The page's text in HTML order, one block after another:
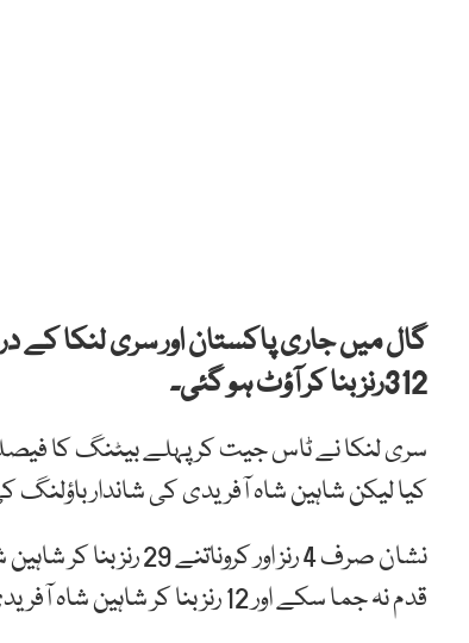
گال میں جاری پاکستان اور سری لنکا
312رنز بنا کر آؤٹ ہو گئی۔
سری لنکا نے ٹاس جیت کر پہلے بیٹنگ کا
کیا لیکن شاہین شاہ آفریدی کی شاندار
نشان صرف 4 رنز اور
قدم نہ جما سکے اور 12 رنز بنا کر شاہین شاہ آفریدی کی گیند پر کیچ تھما کر واپس پویلین لوٹ گئے۔